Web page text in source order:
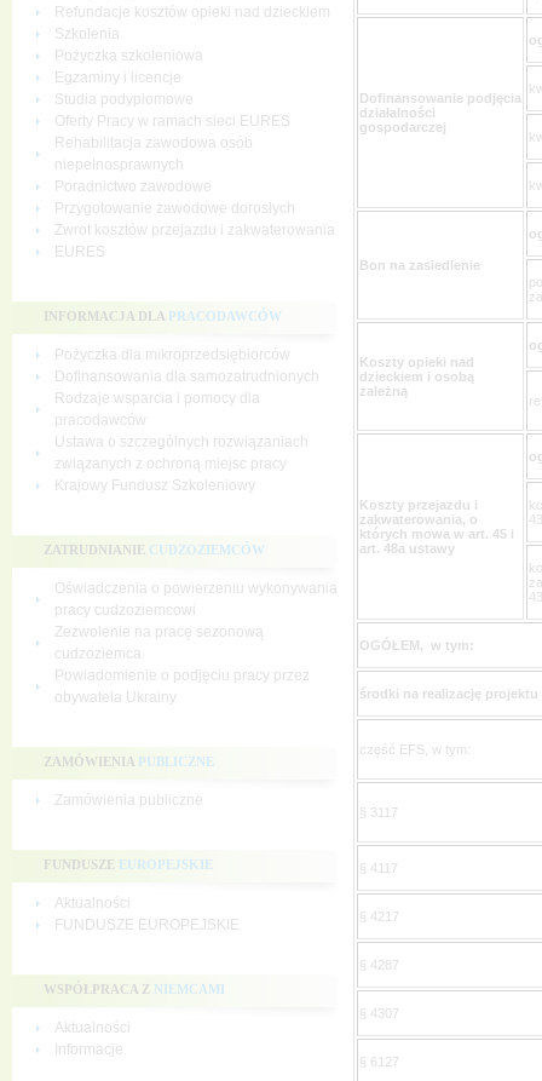
Refundacje kosztów opieki nad dzieckiem
Szkolenia
Pożyczka szkoleniowa
Egzaminy i licencje
Studia podyplomowe
Oferty Pracy w ramach sieci EURES
Rehabilitacja zawodowa osób
niepełnosprawnych
Poradnictwo zawodowe
Przygotowanie zawodowe dorosłych
Zwrot kosztów przejazdu i zakwaterowania
EURES
INFORMACJA DLA PRACODAWCÓW
Pożyczka dla mikroprzedsiębiorców
Dofinansowania dla samozatrudnionych
Rodzaje wsparcia i pomocy dla
pracodawców
Ustawa o szczególnych rozwiązaniach
związanych z ochroną miejsc pracy
Krajowy Fundusz Szkoleniowy
ZATRUDNIANIE CUDZOZIEMCÓW
Oświadczenia o powierzeniu wykonywania
pracy cudzoziemcowi
Zezwolenie na pracę sezonową
cudzoziemca
Powiadomienie o podjęciu pracy przez
obywatela Ukrainy
ZAMÓWIENIA PUBLICZNE
Zamówienia publiczne
FUNDUSZE EUROPEJSKIE
Aktualności
FUNDUSZE EUROPEJSKIE
WSPÓŁPRACA Z NIEMCAMI
Aktualności
Informacje
Dofinansowanie podjęcia
działalności
gospodarczej
Bon na zasiedlenie
Koszty opieki nad
dzieckiem i osobą
zależną
Koszty przejazdu i
zakwaterowania, o
których mowa w art. 45 i
art. 48a ustawy
OGÓŁEM, w tym:
środki na realizację projektu
część EFS, w tym:
§ 3117
§ 4117
§ 4217
§ 4287
§ 4307
§ 6127